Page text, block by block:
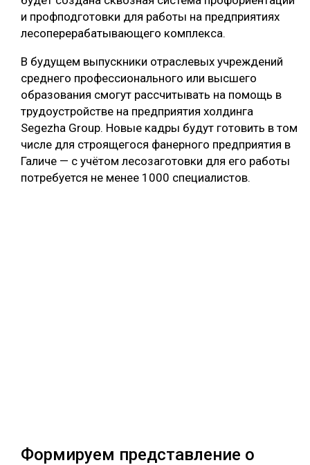
и профподготовки для работы на предприятиях
лесоперерабатывающего комплекса.
В будущем выпускники отраслевых учреждений
среднего профессионального или высшего
образования смогут рассчитывать на помощь в
трудоустройстве на предприятия холдинга
Segezha Group. Новые кадры будут готовить в том
числе для строящегося фанерного предприятия в
Галиче — с учётом лесозаготовки для его работы
потребуется не менее 1000 специалистов.
Формируем представление о